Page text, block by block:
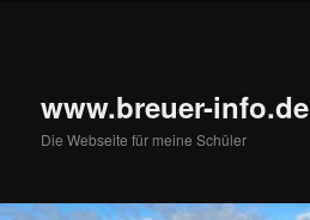
www.breuer-info.de
Die Webseite für meine Schüler